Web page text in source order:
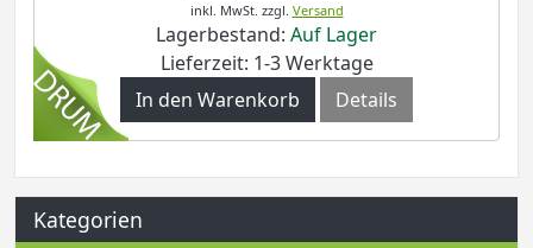
inkl. MwSt. zzgl. Versand
Lagerbestand: Auf Lager
Lieferzeit: 1-3 Werktage
In den Warenkorb
Details
Kategorien